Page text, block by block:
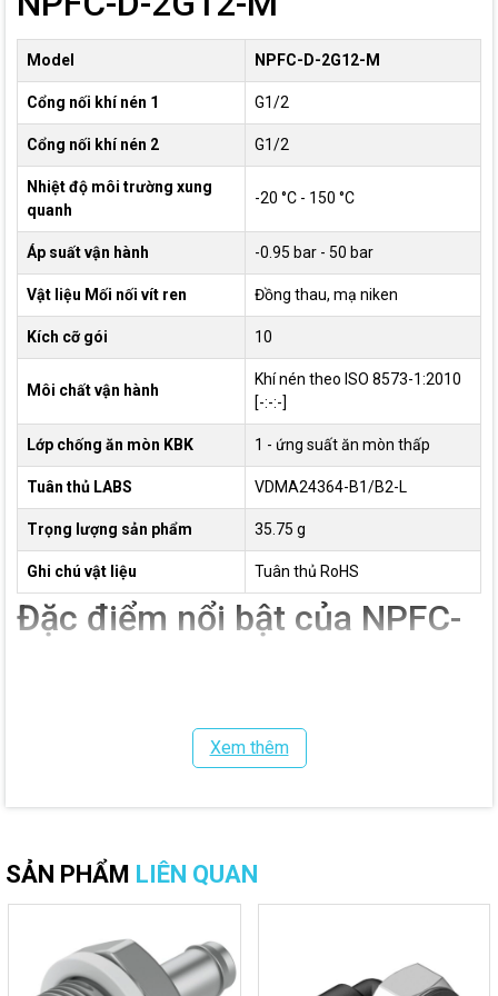
Model NPFC-D-2G12-M
Cổng nối khí nén 1 G1/2
Cổng nối khí nén 2 G1/2
Nhiệt độ môi trường xung
quanh
-20 °C - 150 °C
Áp suất vận hành -0.95 bar - 50 bar
Vật liệu Mối nối vít ren Đồng thau, mạ niken
Kích cỡ gói 10
Môi chất vận hành
Khí nén theo ISO 8573-1:2010
[-:-:-]
Lớp chống ăn mòn KBK 1 - ứng suất ăn mòn thấp
Tuân thủ LABS VDMA24364-B1/B2-L
Trọng lượng sản phẩm 35.75 g
Ghi chú vật liệu Tuân thủ RoHS
Đặc điểm nổi bật của NPFC-
giúp liên kết nhanh chóng hai thiết bị hoặc hai đường ống có
cùng kích thước ren G1/2, đảm bảo độ chắc chắn và tính ổn
Chịu áp suất làm việc cao:Sản phẩm có khả năng hoạt
kiện khí nén thông thường.
Làm việc trong môi trường nhiệt độ khắc nghiệt:Khả năng
ổn định trong nhiều điều kiện công nghiệp khác nhau.
Độ kín khít cao:Gia công chính xác theo tiêu chuẩn Festo
Xem thêm
SẢN PHẨM LIÊN QUAN